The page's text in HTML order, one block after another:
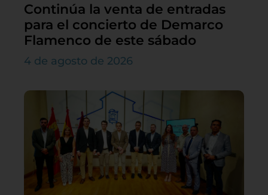
Continúa la venta de entradas
para el concierto de Demarco
Flamenco de este sábado
4 de agosto de 2026